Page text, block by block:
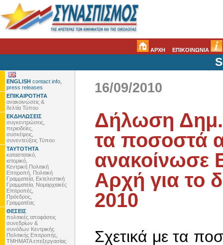
ΑΡΧΗ ΕΠΙΚΟΙΝΩΝΙΑ
ENGLISH contact info,
press releases
ΕΠΙΚΑΙΡΟΤΗΤΑ
ανακοινώσεις &
δελτία Τύπου
ΕΚΔΗΛΩΣΕΙΣ
συγκεντρώσεις,
περιοδείες,
συσκέψεις,
συνεντεύξεις Τύπου
ΤΑΥΤΟΤΗΤΑ
καταστατικό,
ιστορικό,
Κεντρική Πολιτική
Επιτροπή, Πολιτική
Γραμματεία, Εκτελεστική
Γραμματεία, Νομαρχιακές
Επιτροπές,
Πρόεδρος,
Γραμματέας
ΘΕΣΕΙΣ
πολιτικές αποφάσεις
συνεδρίων &
συνόδων Κεντρικής
Πολιτικής Επιτροπής,
ΤΜΗΜΑΤΑ επεξεργασίας
16/09/2010
Δήλωση
τα ποσοστά
ανακοίνωσε
Αρχή για το
2010
Σχετικά με τα